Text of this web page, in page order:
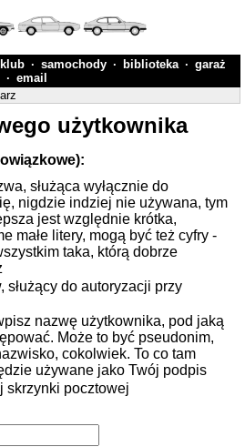
klub · samochody · biblioteka · garaż
· email
użytkownika
służąca wyłącznie do
nigdzie indziej nie używana, tym
jest względnie krótka,
małe litery, mogą być też cyfry -
taka, którą dobrze
służący do autoryzacji przy
nazwę użytkownika, pod jaką
Może to być pseudonim,
cokolwiek. To co tam
używane jako Twój podpis
skrzynki pocztowej